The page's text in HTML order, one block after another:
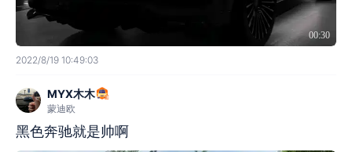
00:30
2022/8/19 10:49:03
MYX木木
蒙迪欧
黑色奔驰就是帅啊